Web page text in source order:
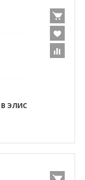
ЭЛИС